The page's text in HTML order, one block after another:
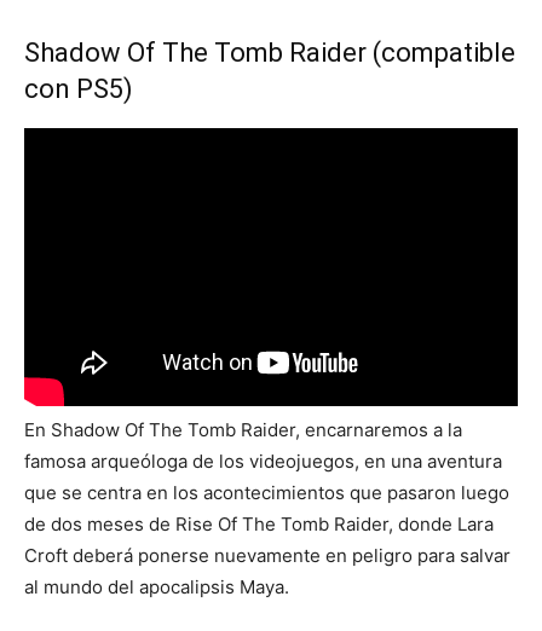
Shadow Of The Tomb Raider (compatible
con PS5)
En Shadow Of The Tomb Raider, encarnaremos a la
famosa arqueóloga de los videojuegos, en una aventura
que se centra en los acontecimientos que pasaron luego
de dos meses de Rise Of The Tomb Raider, donde Lara
Croft deberá ponerse nuevamente en peligro para salvar
al mundo del apocalipsis Maya.